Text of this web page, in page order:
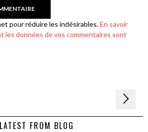
pour réduire les indésirables.En savoir
les données de vos commentaires sont
LATEST FROM BLOG